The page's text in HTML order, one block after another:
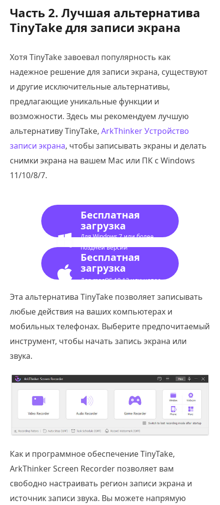
Часть 2. Лучшая альтернатива
TinyTake для записи экрана
Хотя TinyTake завоевал популярность как
надежное решение для записи экрана, существуют
и другие исключительные альтернативы,
предлагающие уникальные функции и
возможности. Здесь мы рекомендуем лучшую
альтернативу TinyTake, ArkThinker Устройство
записи экрана, чтобы записывать экраны и делать
снимки экрана на вашем Mac или ПК с Windows
11/10/8/7.
Бесплатная
загрузка
Для Windows 7 или более
поздней версии
Бесплатная
загрузка
Для macOS 10.12 или новее
Эта альтернатива TinyTake позволяет записывать
любые действия на ваших компьютерах и
мобильных телефонах. Выберите предпочитаемый
инструмент, чтобы начать запись экрана или
звука.
Как и программное обеспечение TinyTake,
ArkThinker Screen Recorder позволяет вам
свободно настраивать регион записи экрана и
источник записи звука. Вы можете напрямую